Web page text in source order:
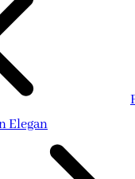
Elegan